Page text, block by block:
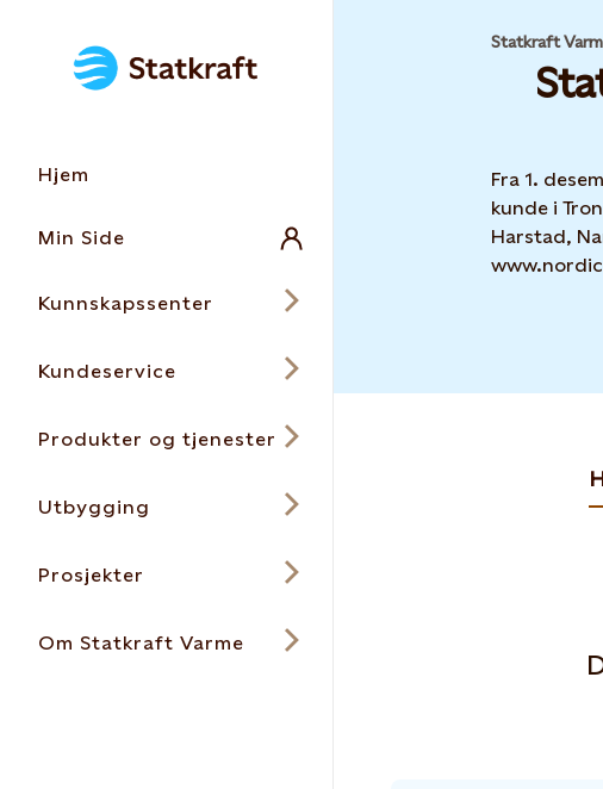
Hjem
Min Side
Kunnskapssenter
Kundeservice
Produkter og tjenester
Utbygging
Prosjekter
Om Statkraft Varme
Statkraft
Fra 1.
kunde i
Harstad,